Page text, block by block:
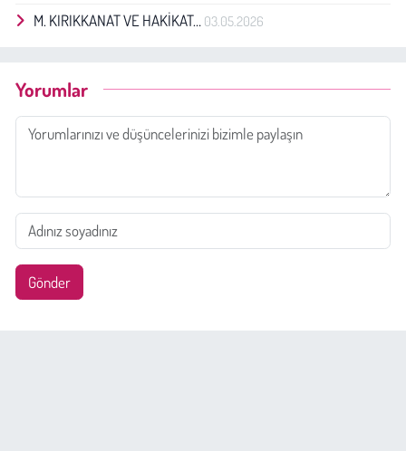
M. KIRIKKANAT VE HAKİKAT… 03.05.2026
Yorumlar
Gönder